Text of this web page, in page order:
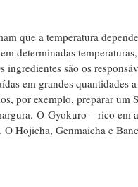
que a temperatura
determinadas
ingredientes são os
em grandes quantidades
por exemplo, preparar um
O Gyokuro – rico em
O Hojicha, Genmaicha e